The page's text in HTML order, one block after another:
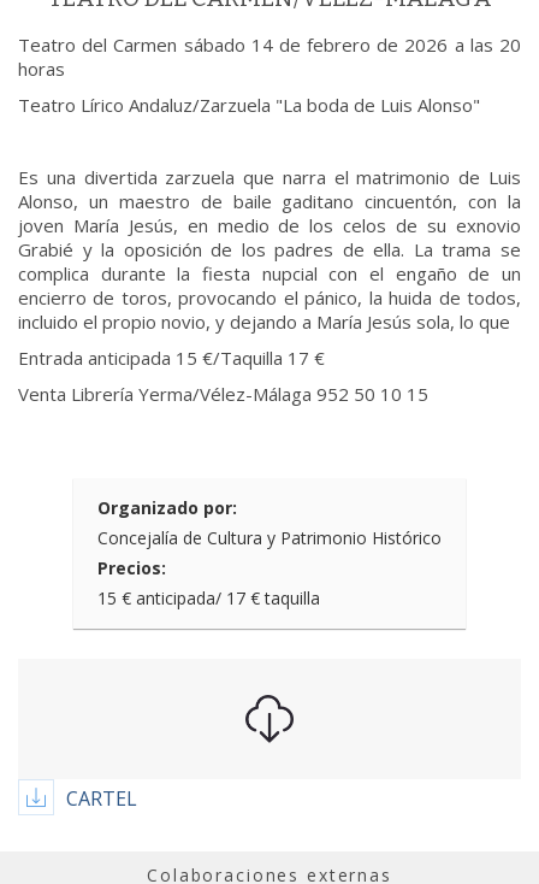
Teatro del Carmen sábado 14 de febrero de 2026 a las 20
horas
Teatro Lírico Andaluz/Zarzuela "La boda de Luis Alonso"
Es una divertida zarzuela que narra el matrimonio de Luis
Alonso, un maestro de baile gaditano cincuentón, con la
joven María Jesús, en medio de los celos de su exnovio
Grabié y la oposición de los padres de ella. La trama se
complica durante la fiesta nupcial con el engaño de un
encierro de toros, provocando el pánico, la huida de todos,
incluido el propio novio, y dejando a María Jesús sola, lo que
Entrada anticipada 15 €/Taquilla 17 €
Venta Librería Yerma/Vélez-Málaga 952 50 10 15
Organizado por:
Concejalía de Cultura y Patrimonio Histórico
Precios:
15 € anticipada/ 17 € taquilla
CARTEL
Colaboraciones externas